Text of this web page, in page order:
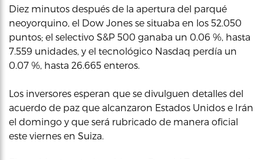
Diez minutos después de la apertura del parqué
neoyorquino, el Dow Jones se situaba en los 52.050
puntos; el selectivo S&P 500 ganaba un 0.06 %, hasta
7.559 unidades, y el tecnológico Nasdaq perdía un
0.07 %, hasta 26.665 enteros.
Los inversores esperan que se divulguen detalles del
acuerdo de paz que alcanzaron Estados Unidos e Irán
el domingo y que será rubricado de manera oficial
este viernes en Suiza.